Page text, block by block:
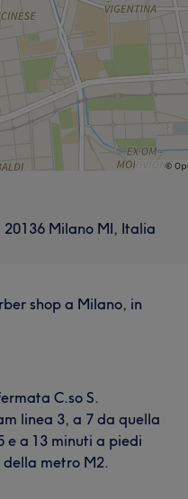
Milano MI, Italia
shop a Milano, in
C.so S.
linea 3, a 7 da quella
e a 13 minuti a piedi
della metro M2.